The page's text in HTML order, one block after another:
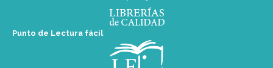
Punto de Lectura fácil